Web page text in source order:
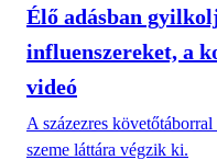
Élő adásban
influenszereket, a
videó
A százezres
szeme láttára végzik ki.